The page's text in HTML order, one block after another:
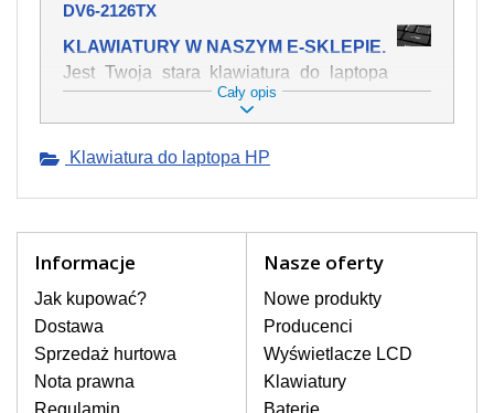
DV6-2126TX
KLAWIATURY W NASZYM E-SKLEPIE.
Jest Twoja stara klawiatura do laptopa
HP Pavilion dv6-2126tx mechanicznie
uszkodzona, polałeś ją płynem, który
swojej pozycji? Kup nową klawiaturę,
Oferujemy oryginalne klawiatury w
stronie internetowej ją znajdziesz za
pomocy wyszukiwarki. Wystarczy znać
model laptopa. Przy każdej klawiaturze
nie może brakować szczególowe zdjęcie
do aktualnego stanu naszego magazynu.
Cały opis
Klawiatura do laptopa HP
Informacje
Jak kupować?
Dostawa
Sprzedaż hurtowa
Nota prawna
Regulamin
Nasze oferty
Nowe produkty
Producenci
Wyświetlacze LCD
Klawiatury
Baterie